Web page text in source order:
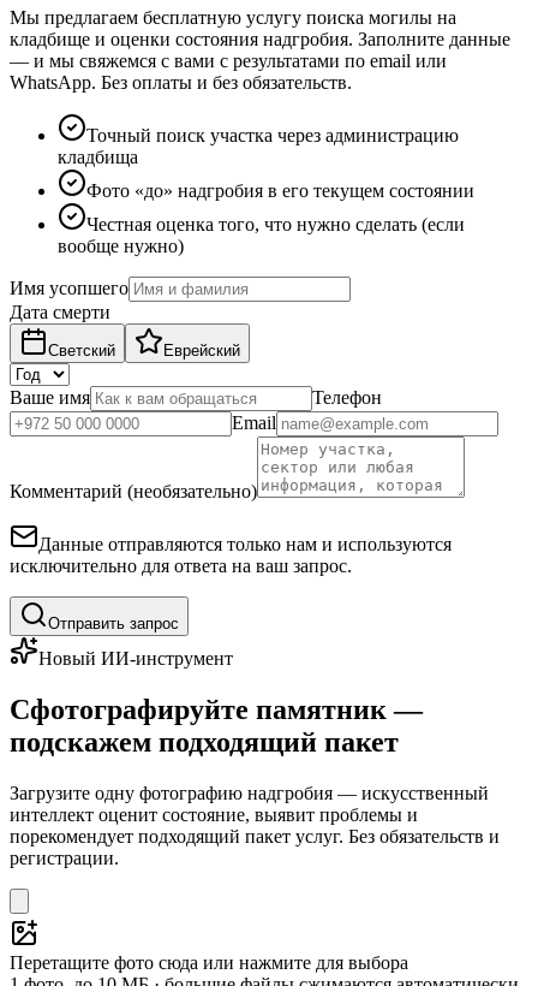
Мы предлагаем бесплатную услугу поиска могилы на
кладбище и оценки состояния надгробия. Заполните данные
— и мы свяжемся с вами с результатами по email или
WhatsApp. Без оплаты и без обязательств.
Точный поиск участка через администрацию
кладбища
Фото «до» надгробия в его текущем состоянии
Честная оценка того, что нужно сделать (если
вообще нужно)
Имя усопшего
Дата смерти
Светский Еврейский
Ваше имя
Телефон
Email
Комментарий (необязательно)
Данные отправляются только нам и используются
исключительно для ответа на ваш запрос.
Отправить запрос
Новый ИИ-инструмент
Сфотографируйте памятник —
подскажем подходящий пакет
Загрузите одну фотографию надгробия — искусственный
интеллект оценит состояние, выявит проблемы и
порекомендует подходящий пакет услуг. Без обязательств и
регистрации.
Перетащите фото сюда или нажмите для выбора